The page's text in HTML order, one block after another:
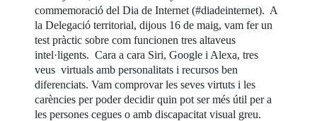
commemoració del Dia de Internet (#diadeinternet). A
la Delegació territorial, dijous 16 de maig, vam fer un
test pràctic sobre com funcionen tres altaveus
intel·ligents. Cara a cara Siri, Google i Alexa, tres
veus virtuals amb personalitats i recursos ben
diferenciats. Vam comprovar les seves virtuts i les
carències per poder decidir quin pot ser més útil per a
les persones cegues o amb discapacitat visual greu.